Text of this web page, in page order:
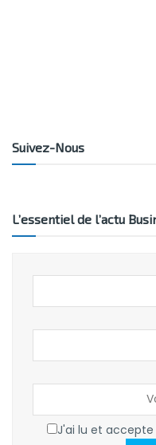
Suivez-Nous
L’essentiel de l’actu
J'ai lu et